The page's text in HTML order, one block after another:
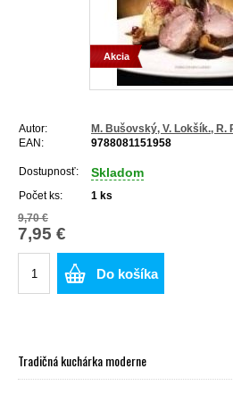
Akcia
Autor:
M. Bušovský, V. Lokšík., R.
EAN:
9788081151958
Dostupnosť: Skladom
Počet ks: 1 ks
9,70 €
7,95 €
Do košíka
Tradičná kuchárka moderne